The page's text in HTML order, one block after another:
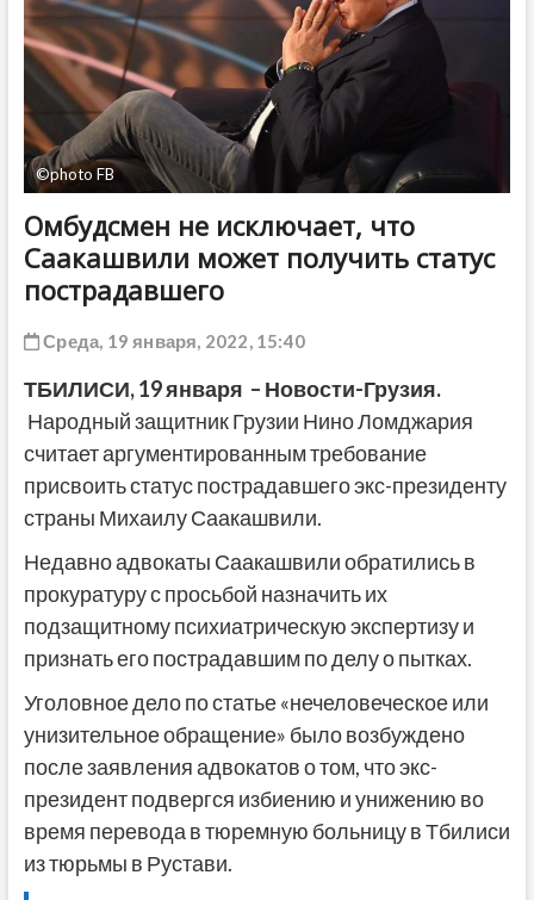
©photo FB
Омбудсмен не исключает, что
Саакашвили может получить статус
пострадавшего
Среда, 19 января, 2022, 15:40
ТБИЛИСИ,19 января – Новости-Грузия.
Народный защитник Грузии Нино Ломджария
считает аргументированным требование
присвоить статус пострадавшего экс-президенту
страны Михаилу Саакашвили.
Недавно адвокаты Саакашвили обратились в
прокуратуру с просьбой назначить их
подзащитному психиатрическую экспертизу и
признать его пострадавшим по делу о пытках.
Уголовное дело по статье «нечеловеческое или
унизительное обращение» было возбуждено
после заявления адвокатов о том, что экс-
президент подвергся избиению и унижению во
время перевода в тюремную больницу в Тбилиси
из тюрьмы в Рустави.